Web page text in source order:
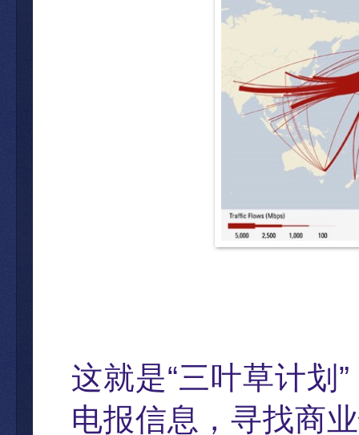
这就是“三叶草计划 ”
电报信息，寻找商